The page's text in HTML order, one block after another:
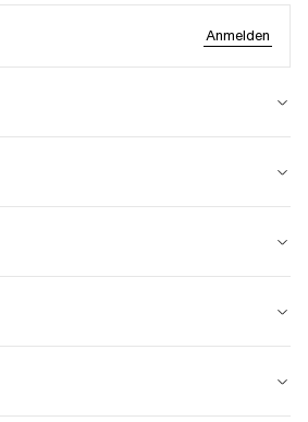
Anmelden